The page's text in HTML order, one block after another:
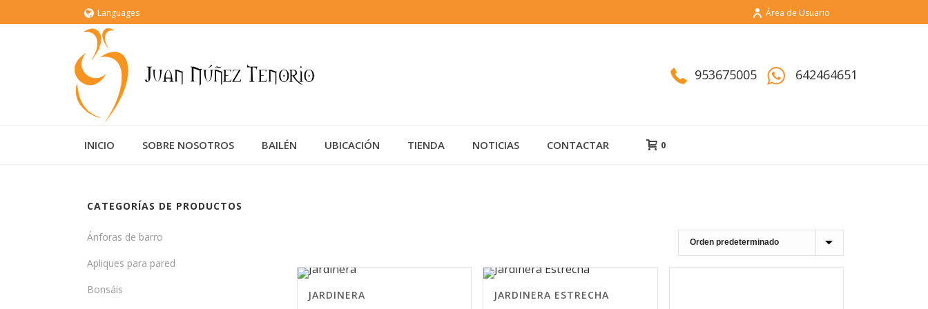
Languages Área de Usuario
953675005 642464651
INICIO SOBRE NOSOTROS BAILÉN UBICACIÓN TIENDA NOTICIAS CONTACTAR 0
JARDINERA JARDINERA ESTRECHA
CATEGORÍAS DE PRODUCTOS
Ánforas de barro
Apliques para pared
Bonsáis